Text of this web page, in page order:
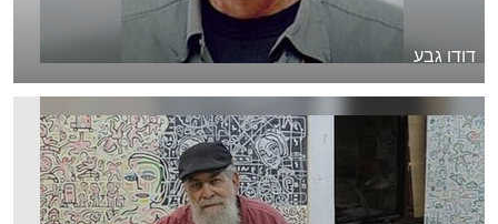
דודו גבע